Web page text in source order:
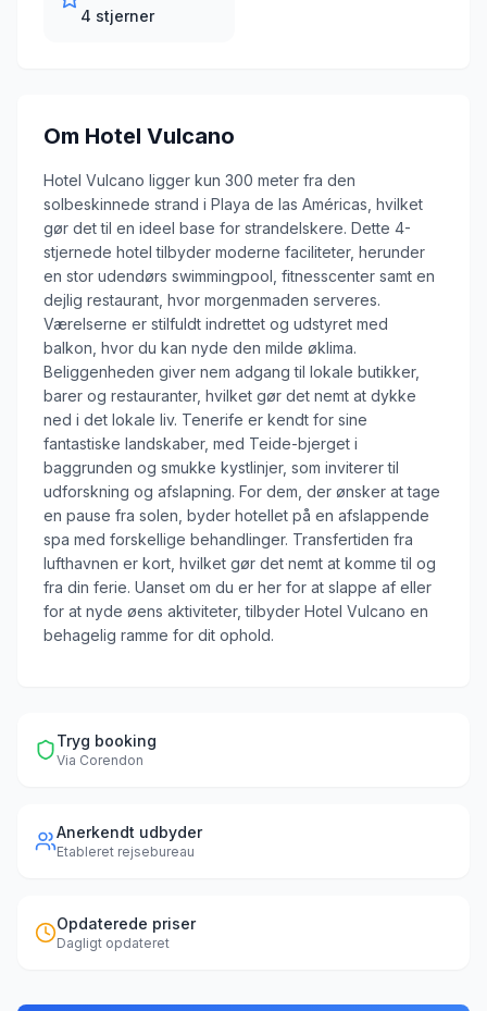
4 stjerner
Om Hotel Vulcano
Hotel Vulcano ligger kun 300 meter fra den
solbeskinnede strand i Playa de las Américas, hvilket
gør det til en ideel base for strandelskere. Dette 4-
stjernede hotel tilbyder moderne faciliteter, herunder
en stor udendørs swimmingpool, fitnesscenter samt en
dejlig restaurant, hvor morgenmaden serveres.
Værelserne er stilfuldt indrettet og udstyret med
balkon, hvor du kan nyde den milde øklima.
Beliggenheden giver nem adgang til lokale butikker,
barer og restauranter, hvilket gør det nemt at dykke
ned i det lokale liv. Tenerife er kendt for sine
fantastiske landskaber, med Teide-bjerget i
baggrunden og smukke kystlinjer, som inviterer til
udforskning og afslapning. For dem, der ønsker at tage
en pause fra solen, byder hotellet på en afslappende
spa med forskellige behandlinger. Transfertiden fra
lufthavnen er kort, hvilket gør det nemt at komme til og
fra din ferie. Uanset om du er her for at slappe af eller
for at nyde øens aktiviteter, tilbyder Hotel Vulcano en
behagelig ramme for dit ophold.
Tryg booking
Via Corendon
Anerkendt udbyder
Etableret rejsebureau
Opdaterede priser
Dagligt opdateret